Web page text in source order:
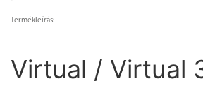
Termékleírás:
Virtual / Virtual